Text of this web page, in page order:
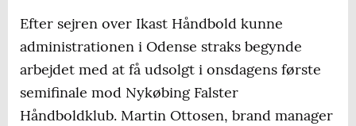
Efter sejren over Ikast Håndbold kunne
administrationen i Odense straks begynde
arbejdet med at få udsolgt i onsdagens første
semifinale mod Nykøbing Falster
Håndboldklub. Martin Ottosen, brand manager